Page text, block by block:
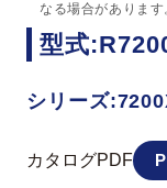
なる場合があります
型式
シリーズ
カタログPDF